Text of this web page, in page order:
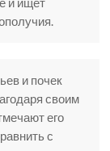
и почек
своим
его
с